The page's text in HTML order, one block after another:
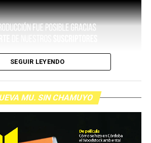
SEGUIR LEYENDO
MU. SIN CHAMUYO